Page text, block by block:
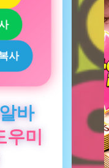
사
바
미